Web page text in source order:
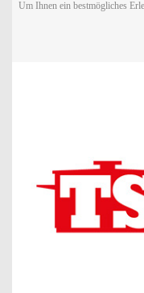
Um Ihnen ein bestmögliches